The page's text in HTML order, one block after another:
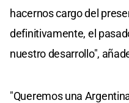
hacernos cargo del
definitivamente, el
nuestro desarrollo",
"Queremos una